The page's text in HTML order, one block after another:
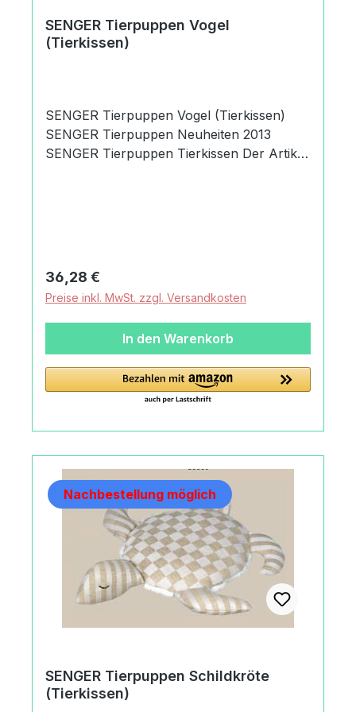
SENGER Tierpuppen Vogel
(Tierkissen)
SENGER Tierpuppen Vogel (Tierkissen)
SENGER Tierpuppen Neuheiten 2013
SENGER Tierpuppen Tierkissen Der Artikel
werden mit Schafschurwolle gefüllt.
Produktdaten und Details zu SENGER
Tierpuppen Vogel
(Tierkissen):Lieferumfang1 SENGER
Tierpuppen Vogel
(Tierkissen)MaterialObermaterial:
ökologischer BaumwollplüschFüllung:
SchafschurwolleMaßeBreite: 30
gepunktetHerkunftMade in
GermanyAngaben zum Hersteller
(Informationspflichten zur GPSR
Produktsicherheitsverordnung) Toynamics
Europe GmbHAlsfelder Straße35325
Mücke, Germany+49 (0) 6400-95 87
260info@senger-naturwelt.de
https://senger-naturwelt.de
Regulärer Preis:
36,28 €
Preise inkl. MwSt. zzgl. Versandkosten
In den Warenkorb
Nachbestellung möglich
SENGER Tierpuppen Schildkröte
(Tierkissen)